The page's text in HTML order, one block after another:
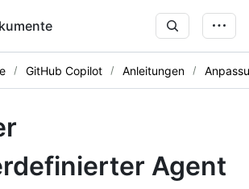
GitHub Copilot Anleitungen
Agent